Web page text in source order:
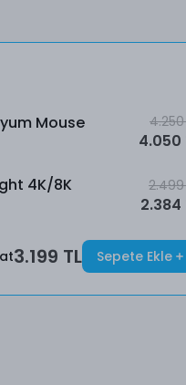
Mouse 4.250
4.050
4K/8K
2.499
2.384
3.199 TL Sepete Ekle